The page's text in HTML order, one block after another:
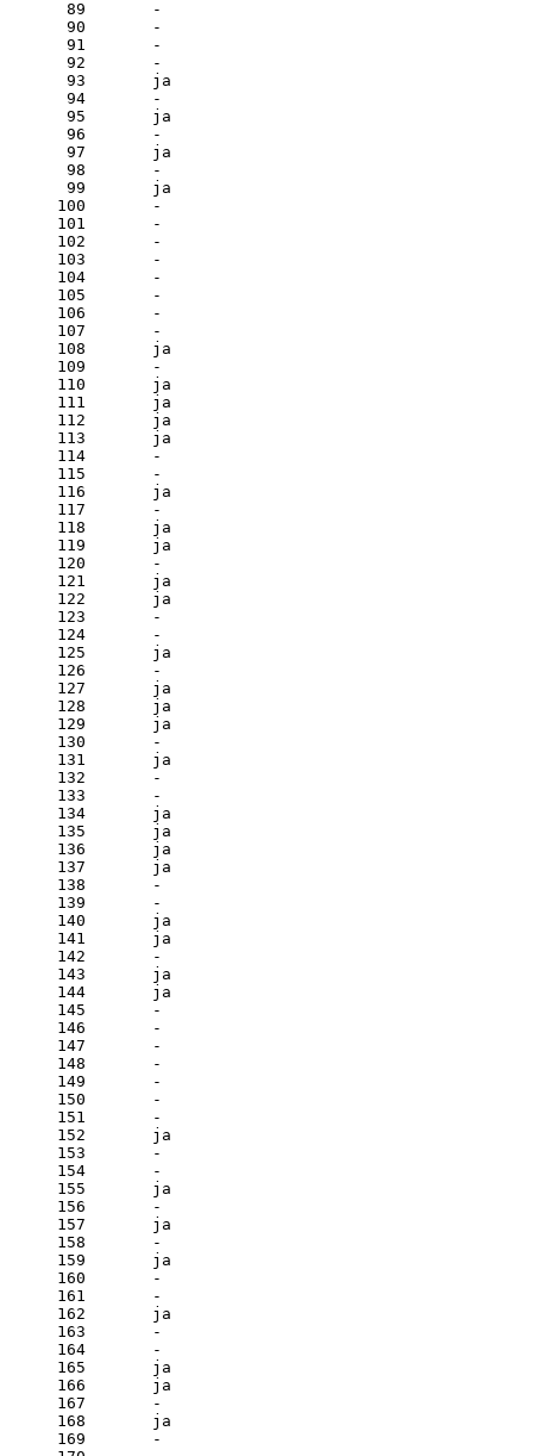
89       -
90       -
91       -
92       -
93       ja
94       -
95       ja
96       -
97       ja
98       -
99       ja
100       -
101       -
102       -
103       -
104       -
105       -
106       -
107       -
108       ja
109       -
110       ja
111       ja
112       ja
113       ja
114       -
115       -
116       ja
117       -
118       ja
119       ja
120       -
121       ja
122       ja
123       -
124       -
125       ja
126       -
127       ja
128       ja
129       ja
130       -
131       ja
132       -
133       -
134       ja
135       ja
136       ja
137       ja
138       -
139       -
140       ja
141       ja
142       -
143       ja
144       ja
145       -
146       -
147       -
148       -
149       -
150       -
151       -
152       ja
153       -
154       -
155       ja
156       -
157       ja
158       -
159       ja
160       -
161       -
162       ja
163       -
164       -
165       ja
166       ja
167       -
168       ja
169       -